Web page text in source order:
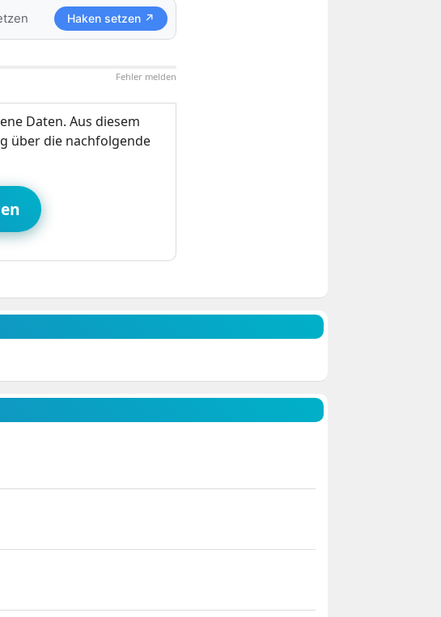
Haken setzen ↗
Fehler melden
Daten. Aus diesem
über die nachfolgende